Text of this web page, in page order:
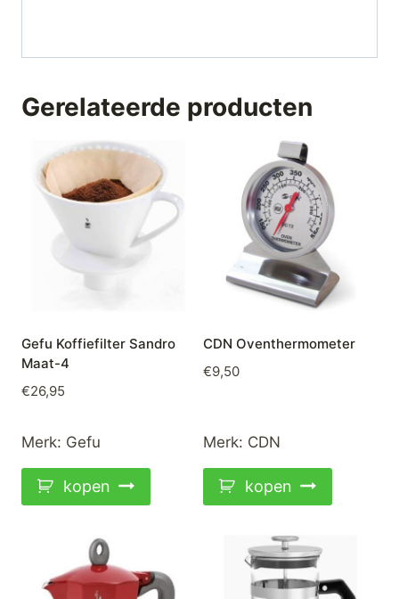
Gerelateerde producten
Gefu Koffiefilter Sandro
Maat-4
€26,95
Merk: Gefu
kopen
CDN Oventhermometer
€9,50
Merk: CDN
kopen